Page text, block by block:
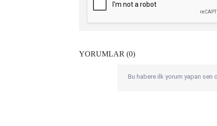
YORUMLAR (0)
Bu habere ilk yorum yapan sen